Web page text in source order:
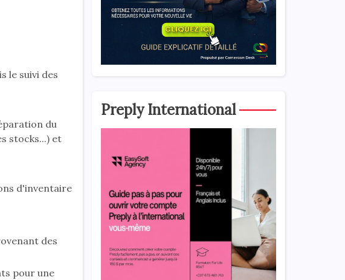
le suivi des
du
stocks...) et
d'inventaire
des
pour une
Preply International